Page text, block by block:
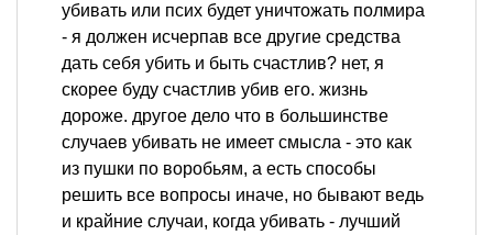
убивать или псих будет уничтожать полмира
- я должен исчерпав все другие средства
дать себя убить и быть счастлив? нет, я
скорее буду счастлив убив его. жизнь
дороже. другое дело что в большинстве
случаев убивать не имеет смысла - это как
из пушки по воробьям, а есть способы
решить все вопросы иначе, но бывают ведь
и крайние случаи, когда убивать - лучший